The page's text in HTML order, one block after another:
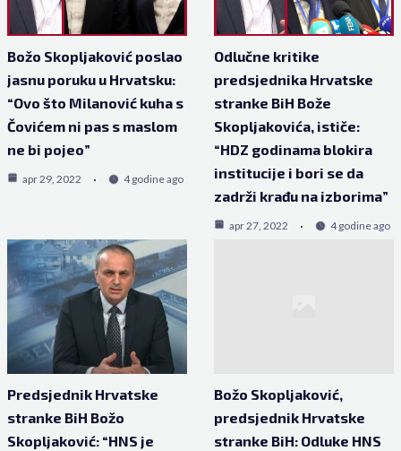
Božo Skopljaković poslao
jasnu poruku u Hrvatsku:
“Ovo što Milanović kuha s
Čovićem ni pas s maslom
ne bi pojeo”
apr 29, 2022 4 godine ago
Odlučne kritike
predsjednika Hrvatske
stranke BiH Bože
Skopljakovića, ističe:
“HDZ godinama blokira
institucije i bori se da
zadrži krađu na izborima”
apr 27, 2022 4 godine ago
Predsjednik Hrvatske
stranke BiH Božo
Skopljaković: “HNS je
Božo Skopljaković,
predsjednik Hrvatske
stranke BiH: Odluke HNS